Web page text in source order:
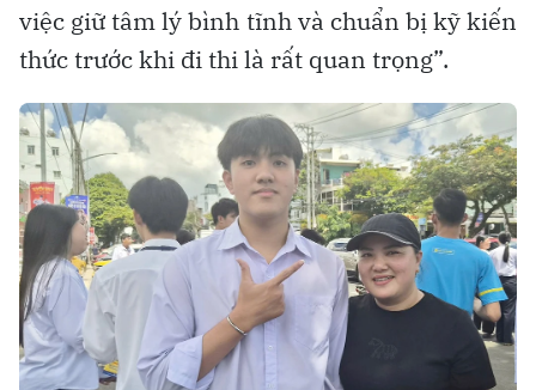
việc giữ tâm lý bình tĩnh và chuẩn bị kỹ kiến
thức trước khi đi thi là rất quan trọng”.